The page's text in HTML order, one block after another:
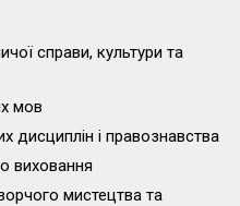
справи, культури та
мов
дисциплін і правознавства
виховання
мистецтва та